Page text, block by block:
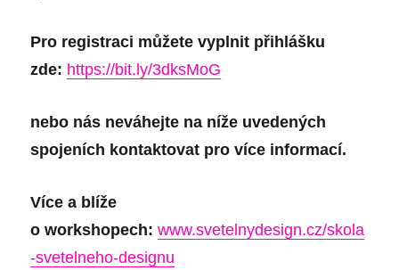
Pro registraci můžete vyplnit přihlášku
zde: https://bit.ly/3dksMoG
nebo nás neváhejte na níže uvedených
spojeních kontaktovat pro více informací.
Vícea blíže
o workshopech: www.svetelnydesign.cz/skola
-svetelneho-designu